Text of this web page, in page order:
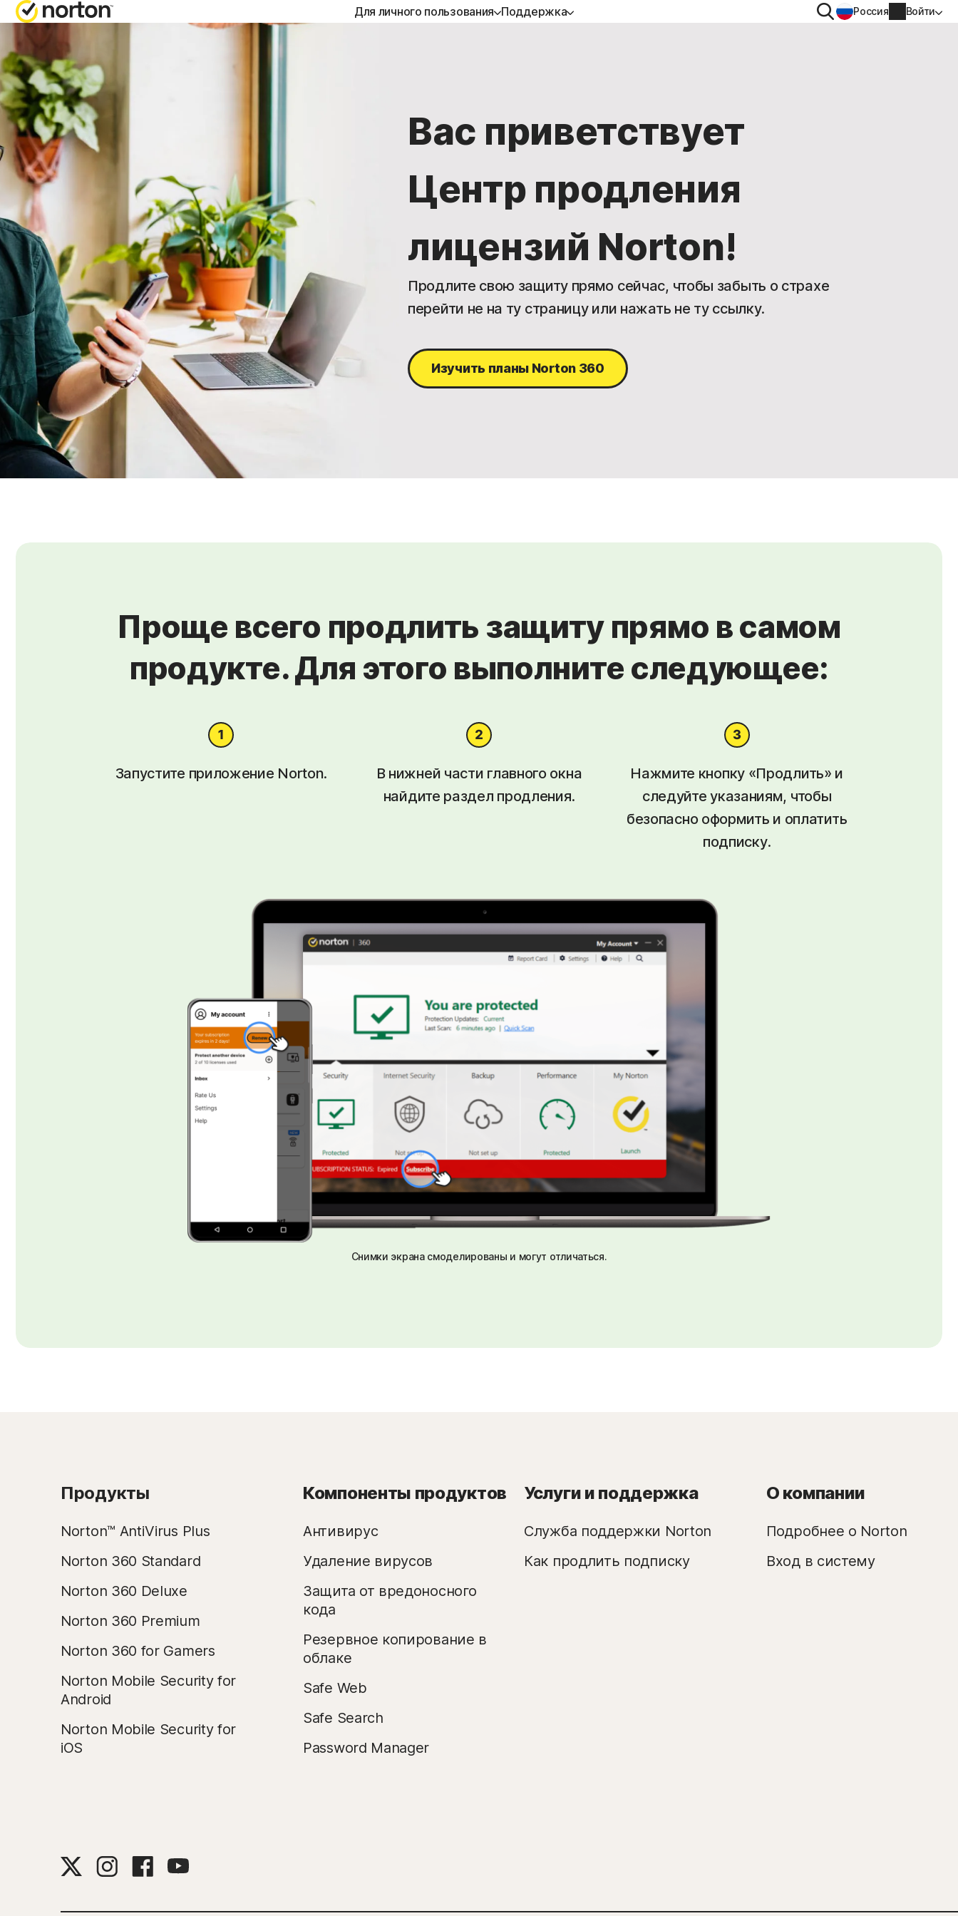
Для личного пользования
Norton 360 for Gamers
Norton Mobile Security for
Android
Norton Mobile Security for iOS
Все продукты и услуги
Поддержка ПоискРоссия Войти
Введите ключ продукта
Вас приветствует
Центр продления
лицензий Norton!
Продлите свою защиту прямо сейчас, чтобы забыть о страхе
перейти не на ту страницу или нажать не ту ссылку.
Изучить планы Norton 360
Проще всего продлить защиту прямо в самом
продукте. Для этого выполните следующее:
Запустите приложение Norton.
В нижней части главного окна
найдите раздел продления.
Нажмите кнопку «Продлить» и
следуйте указаниям, чтобы
безопасно оформить и оплатить
подписку.
Снимки экрана смоделированы и могут отличаться.
Продукты
Norton™ AntiVirus Plus
Norton 360 Standard
Norton 360 Deluxe
Norton 360 Premium
Norton 360 for Gamers
Norton Mobile Security for
Android
Norton Mobile Security for
iOS
Компоненты продуктов
Антивирус
Удаление вирусов
Защита от вредоносного
кода
Резервное копирование в
облаке
Safe Web
Safe Search
Password Manager
Услуги и поддержка
Служба поддержки Norton
Как продлить подписку
О компании
Подробнее о Norton
Вход в систему